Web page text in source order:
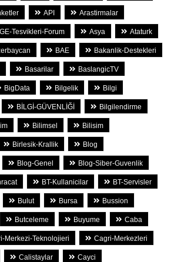
API Arastirmalar
Tesvikleri-Forum Asya Ataturk
BAE Bakanlik-Destekleri
Basarilar BaslangicTV
BigData Bilgelik Bilgi
BİLGİ-GÜVENLİĞİ Bilgilendirme
Bilimsel Bilisim
Birlesik-Krallik Blog
Blog-Genel Blog-Siber-Guvenlik
BT-Kullanicilar BT-Servisler
Bulut Bursa Bussion
Butceleme Buyume Caba
Merkezi-Teknolojieri Cagri-Merkezleri
Calistaylar Cayci